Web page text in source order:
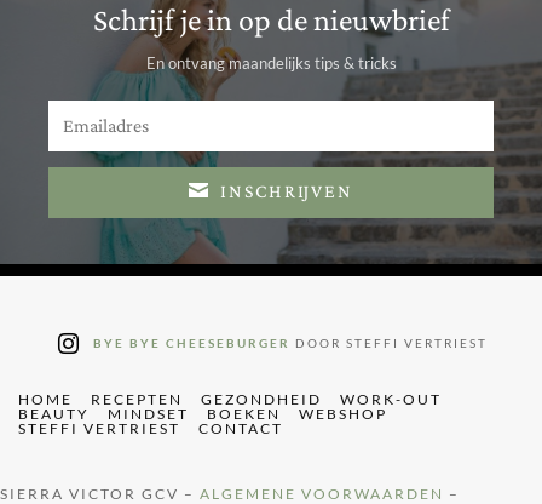
Schrijf je in op de nieuwbrief
En ontvang maandelijks tips & tricks
INSCHRIJVEN
BYE BYE CHEESEBURGER DOOR STEFFI VERTRIEST
HOME RECEPTEN GEZONDHEID
WORK-OUT
BEAUTY
MINDSET BOEKEN
WEBSHOP
STEFFI VERTRIEST
CONTACT
SIERRA VICTOR GCV – ALGEMENE VOORWAARDEN –